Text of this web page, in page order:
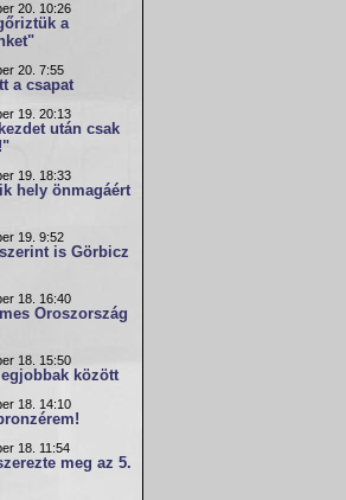
20. 10:26
a
20. 7:55
a csapat
19. 20:13
után csak
19. 18:33
hely önmagáért
19. 9:52
is Görbicz
18. 16:40
Oroszország
18. 15:50
között
18. 14:10
18. 11:54
meg az 5.